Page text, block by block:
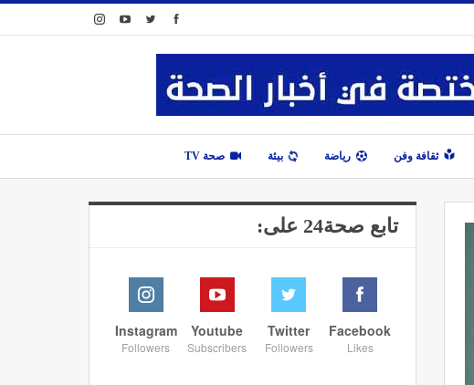
ثقافة وفن رياضة بيئة صحة TV
تابع صحة24 على:
Facebook
Likes
Twitter
Followers
Youtube
Subscribers
Instagram
Followers